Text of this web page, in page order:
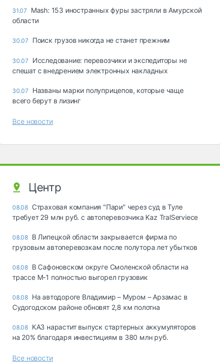
31.07
Mash: 153 иностранных фуры застряли в Амурской
области
30.07 Поиск грузов никогда не станет прежним
30.07
Исследование: перевозчики и экспедиторы не
спешат с внедрением электронных накладных
30.07
Названы марки полуприцепов, которые чаще
всего берут в лизинг
Все новости
Центр
08.08 Страховая компания "Пари" через суд в Туле
требует 29 млн руб. с автоперевозчика Kaz TralServiece
08.08 В Липецкой области закрывается фирма по
грузовым автоперевозкам после полутора лет убытков
08.08 В Сафоновском округе Смоленской области на
трассе М-1 полностью выгорел грузовик
08.08 На автодороге Владимир – Муром – Арзамас в
Судогодском районе обновят 2,8 км полотна
08.08 КАЗ нарастит выпуск стартерных аккумуляторов
на 20% благодаря инвестициям в 380 млн руб.
Все новости